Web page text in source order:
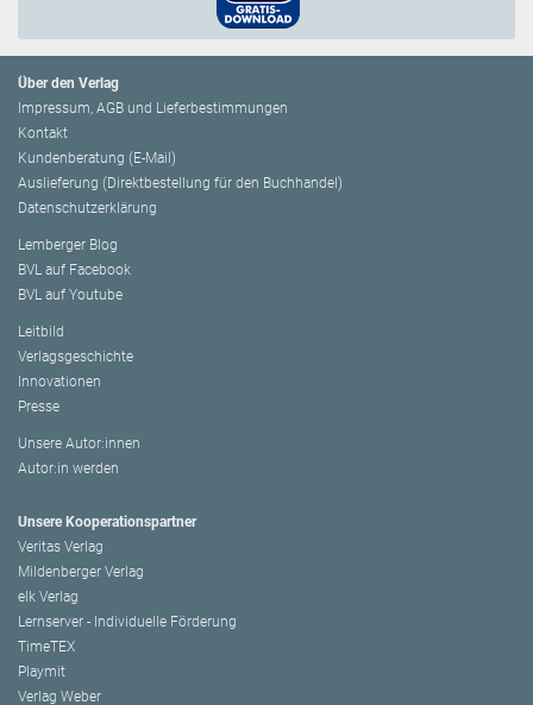
Über den Verlag
Impressum, AGB und Lieferbestimmungen
Kontakt
Kundenberatung (E-Mail)
Auslieferung (Direktbestellung für den Buchhandel)
Datenschutzerklärung
Lemberger Blog
BVL auf Facebook
BVL auf Youtube
Leitbild
Verlagsgeschichte
Innovationen
Presse
Unsere Autor:innen
Autor:in werden
Unsere Kooperationspartner
Veritas Verlag
Mildenberger Verlag
elk Verlag
Lernserver - Individuelle Förderung
TimeTEX
Playmit
Verlag Weber